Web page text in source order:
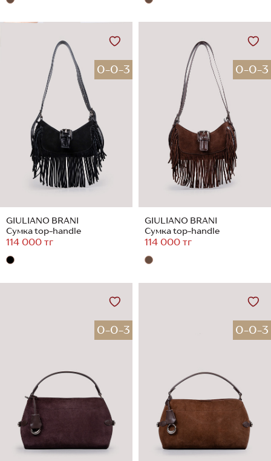
0-0-3
GIULIANO BRANI
Сумка top-handle
114 000 тг
0-0-3
GIULIANO BRANI
Сумка top-handle
114 000 тг
0-0-3 0-0-3